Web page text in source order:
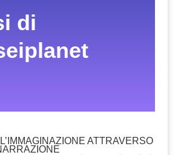
di
ATTRAVERSO